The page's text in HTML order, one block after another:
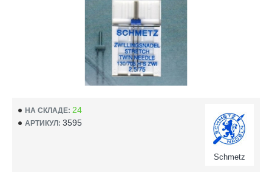
НА СКЛАДЕ: 24
АРТИКУЛ: 3595
Schmetz